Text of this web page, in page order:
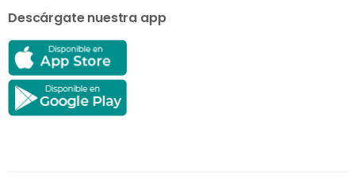
Descárgate nuestra app